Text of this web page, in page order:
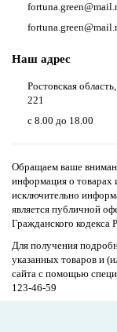
Наш адрес
Ростовская
221
с 8.00 до 18.00
Обращаем ваше
информация о товарах
исключительно
является публичной
Гражданского кодекса
Для получения
указанных товаров и
сайта с помощью
123-46-59